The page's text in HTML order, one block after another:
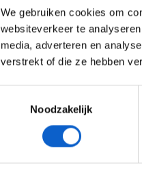
We gebruiken cookies om
websiteverkeer te
media, adverteren en
verstrekt of die ze hebben
Noodzakelijk